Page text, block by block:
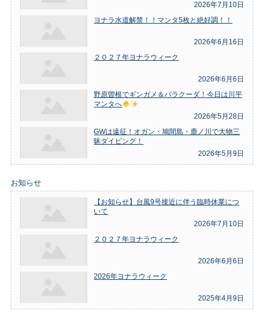
2026年7月10日
ヨナラ水道解禁！！マンタ5枚と絶好調！！
2026年6月16日
２０２７年ヨナラウィーク
2026年6月6日
野原曽根でギンガメ＆バラクーダ！今日は川平
マンタへ
2026年5月28日
GWは遠征！オガン・鳩間島・鹿ノ川で大物三
昧ダイビング！
2026年5月9日
お知らせ
【お知らせ】台風9号接近に伴う臨時休業につ
いて
2026年7月10日
２０２７年ヨナラウィーク
2026年6月6日
2026年ヨナラウィーク
2025年4月9日